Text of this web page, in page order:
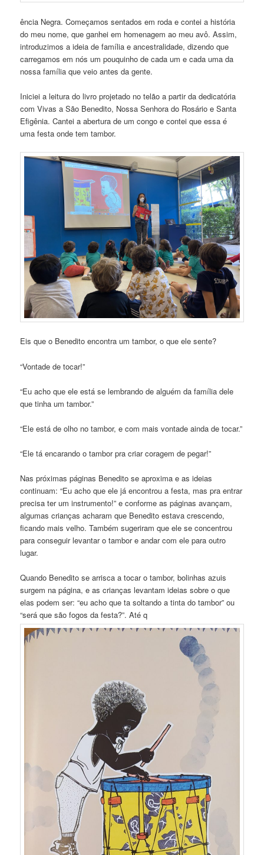
ência Negra. Começamos sentados em roda e contei a história
do meu nome, que ganhei em homenagem ao meu avô. Assim,
introduzimos a ideia de família e ancestralidade, dizendo que
carregamos em nós um pouquinho de cada um e cada uma da
nossa família que veio antes da gente.
Iniciei a leitura do livro projetado no telão a partir da dedicatória
com Vivas a São Benedito, Nossa Senhora do Rosário e Santa
Efigênia. Cantei a abertura de um congo e contei que essa é
uma festa onde tem tambor.
Eis que o Benedito encontra um tambor, o que ele sente?
“Vontade de tocar!”
“Eu acho que ele está se lembrando de alguém da família dele
que tinha um tambor.”
“Ele está de olho no tambor, e com mais vontade ainda de tocar.”
“Ele tá encarando o tambor pra criar coragem de pegar!”
Nas próximas páginas Benedito se aproxima e as ideias
continuam: “Eu acho que ele já encontrou a festa, mas pra entrar
precisa ter um instrumento!” e conforme as páginas avançam,
algumas crianças acharam que Benedito estava crescendo,
ficando mais velho. Também sugeriram que ele se concentrou
para conseguir levantar o tambor e andar com ele para outro
lugar.
Quando Benedito se arrisca a tocar o tambor, bolinhas azuis
surgem na página, e as crianças levantam ideias sobre o que
elas podem ser: “eu acho que ta soltando a tinta do tambor” ou
“será que são fogos da festa?”. Até q